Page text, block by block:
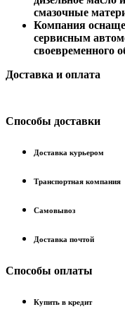
смазочные
Компания
сервисным
своевременного
Доставка и оплата
Способы доставки
Доставка курьером
Транспортная компания
Самовывоз
Доставка почтой
Способы оплаты
Купить в кредит